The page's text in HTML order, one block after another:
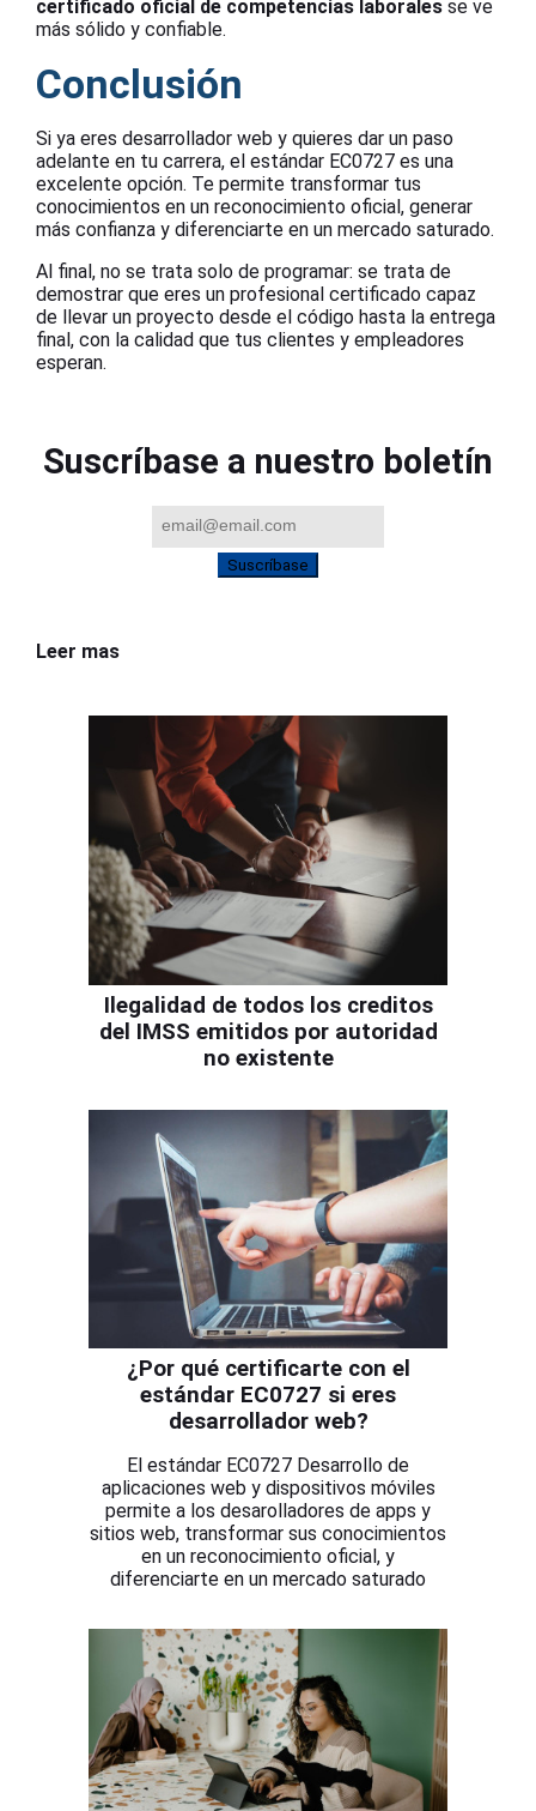
certificado oficial de competencias laborales se ve
más sólido y confiable.
Conclusión
Si ya eres desarrollador web y quieres dar un paso
adelante en tu carrera, el estándar EC0727 es una
excelente opción. Te permite transformar tus
conocimientos en un reconocimiento oficial, generar
más confianza y diferenciarte en un mercado saturado.
Al final, no se trata solo de programar: se trata de
demostrar que eres un profesional certificado capaz
de llevar un proyecto desde el código hasta la entrega
final, con la calidad que tus clientes y empleadores
esperan.
Suscríbase a nuestro boletín
Suscríbase
Leer mas
Ilegalidad de todos los creditos
del IMSS emitidos por autoridad
no existente
¿Por qué certificarte con el
estándar EC0727 si eres
desarrollador web?
El estándar EC0727 Desarrollo de
aplicaciones web y dispositivos móviles
permite a los desarolladores de apps y
sitios web, transformar sus conocimientos
en un reconocimiento oficial, y
diferenciarte en un mercado saturado